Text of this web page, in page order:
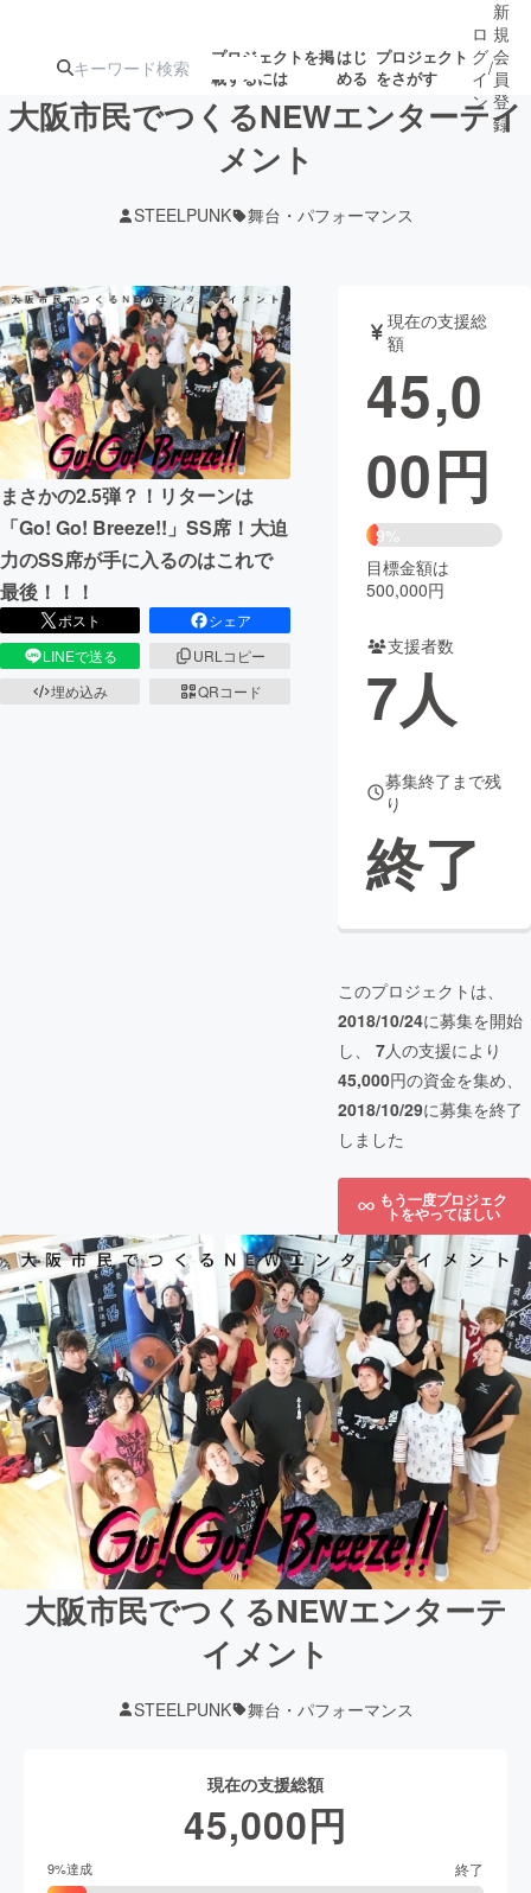
プロジェクトを掲
載するには
はじ
める
プロジェクト
をさがす
ターン
注目の新着プロ
ジェクト
ロジェクト
アート・写真 音楽
テクノロジー・ガジェット ゲーム・
映像・映画 書籍・雑誌
ビジネス・起業 チャレンジ
まちづくり・地域活性化
CAMPFIRE for Social Good
CAMPFIRE Creation
CAMPFIREふるさと納税
コミュニティ
ロ
グ
イ
ン
/
新
規
会
員
登
録
大阪市民でつくるNEWエンターテイ
メント
STEELPUNK 舞台・パフォーマンス
まさかの2.5弾？！リターンは
「Go! Go! Breeze!!」SS席！大迫
力のSS席が手に入るのはこれで
最後！！！
ポスト
シェア
LINEで送る
URLコピー
埋め込み
QRコード
現在の支援総
額
45,0
00円
9%
目標金額は
500,000円
支援者数
7人
募集終了まで残
り
終了
このプロジェクトは、
2018/10/24に募集を開始
し、 7人の支援により
45,000円の資金を集め、
2018/10/29に募集を終了
しました
もう一度プロジェク
トをやってほしい
大阪市民でつくるNEWエンターテ
イメント
STEELPUNK 舞台・パフォーマンス
現在の支援総額
45,000円
9%達成 終了